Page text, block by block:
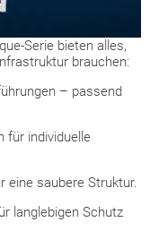
Serie bieten alles,
brauchen:
– passend
für individuelle
eine saubere Struktur.
langlebigen Schutz